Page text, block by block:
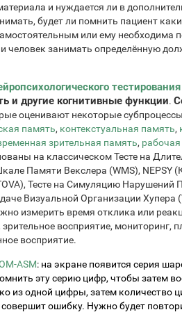
и нуждается ли в
будет ли помнить пациент
или ему необходима
человек занимать определённую
тестирования
и другие когнитивные функции.
оценивают некоторые
память, контекстуальная память,
зрительная память,
на классическом Тесте на
Памяти Векслера (WMS), NEPSY
Тесте на Симуляцию Нарушений
Визуальной Организации
измерить время отклика или
восприятие, мониторинг,
восприятие.
ASM: на экране появится серия
эту серию цифр, чтобы затем
из одной цифры, затем количество
совершит ошибку. Нужно будет